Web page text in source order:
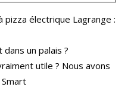
électrique Lagrange :
un palais ?
utile ? Nous avons